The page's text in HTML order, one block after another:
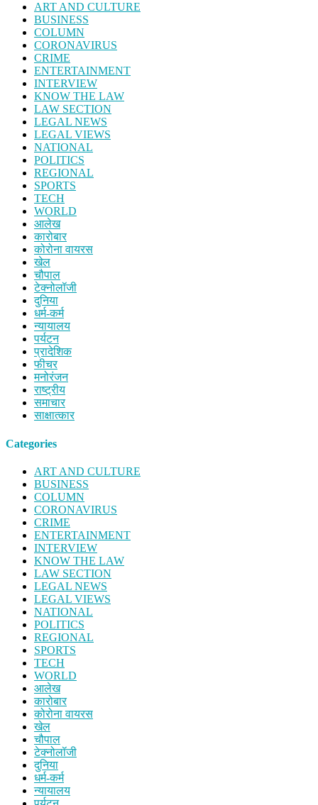
ART AND CULTURE
BUSINESS
COLUMN
CORONAVIRUS
CRIME
ENTERTAINMENT
INTERVIEW
KNOW THE LAW
LAW SECTION
LEGAL NEWS
LEGAL VIEWS
NATIONAL
POLITICS
REGIONAL
SPORTS
TECH
WORLD
आलेख
कारोबार
कोरोना वायरस
खेल
चौपाल
टेक्नोलॉजी
दुनिया
धर्म-कर्म
न्यायालय
पर्यटन
प्रादेशिक
फीचर
मनोरंजन
राष्ट्रीय
समाचार
साक्षात्कार
Categories
ART AND CULTURE
BUSINESS
COLUMN
CORONAVIRUS
CRIME
ENTERTAINMENT
INTERVIEW
KNOW THE LAW
LAW SECTION
LEGAL NEWS
LEGAL VIEWS
NATIONAL
POLITICS
REGIONAL
SPORTS
TECH
WORLD
आलेख
कारोबार
कोरोना वायरस
खेल
चौपाल
टेक्नोलॉजी
दुनिया
धर्म-कर्म
न्यायालय